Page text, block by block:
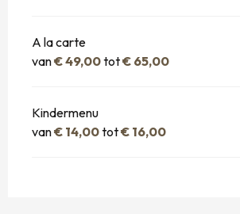
A la carte
van€ 49,00tot€ 65,00
Kindermenu
van€ 14,00tot€ 16,00